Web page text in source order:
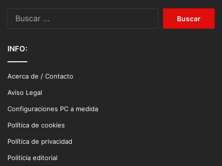
INFO:
Acerca de / Contacto
Aviso Legal
Configuraciones PC a medida
Política de cookies
Política de privacidad
Politicia editorial